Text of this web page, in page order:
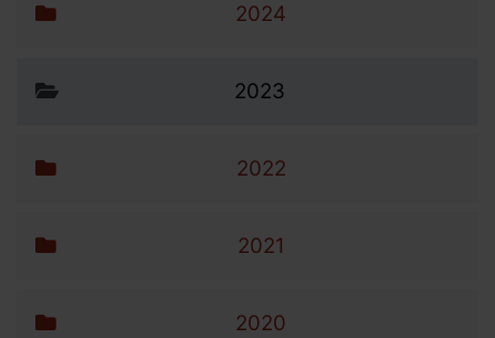
2024
2023
2022
2021
2020